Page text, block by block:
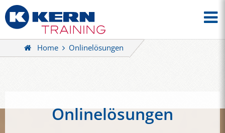
Home Onlinelösungen
Onlinelösungen